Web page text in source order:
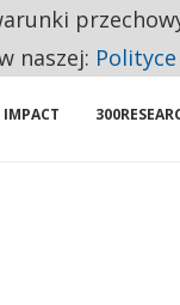
NIE ROZPOCZYNA
IMPACT
naszej: